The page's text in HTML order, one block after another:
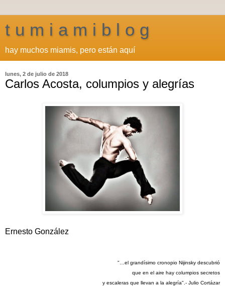
t u m i a m i b l o g
hay muchos miamis, pero están aquí
lunes, 2 de julio de 2018
Carlos Acosta, columpios y alegrías
Ernesto González
"…el grandísimo cronopio Nijinsky descubrió
que en el aire hay columpios secretos
y escaleras que llevan a la alegría".- Julio Cortázar